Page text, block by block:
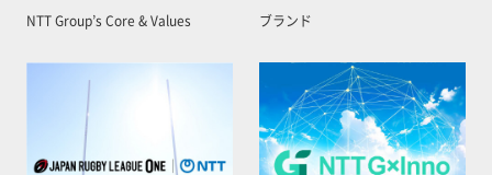
NTT Group’s Core & Values ブランド